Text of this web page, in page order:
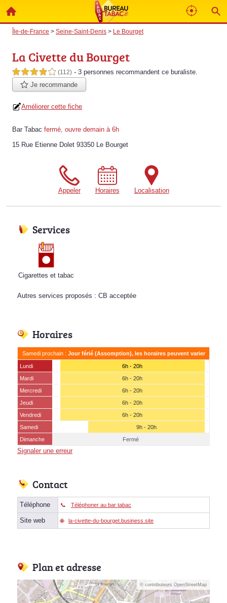
Île-de-France > Seine-Saint-Denis > Le Bourget
La Civette du Bourget
4,0 étoiles sur 5 (112) - 3 personnes recommandent ce buraliste.
Je recommande
Améliorer cette fiche
Bar Tabac fermé, ouvre demain à 6h
15 Rue Etienne Dolet 93350 Le Bourget
Appeler Horaires Localisation
Services
Cigarettes et tabac
Autres services proposés : CB acceptée
Horaires
Samedi prochain : Jour férié (Assomption), les horaires peuvent varier
Lundi
6h - 20h
Mardi
6h - 20h
Mercredi
6h - 20h
Jeudi
6h - 20h
Vendredi
6h - 20h
Samedi
9h - 20h
Dimanche
Fermé
Signaler une erreur
Contact
Téléphone Téléphoner au bar tabac
Site web la-civette-du-bourget.business.site
Plan et adresse
© contributeurs OpenStreetMap